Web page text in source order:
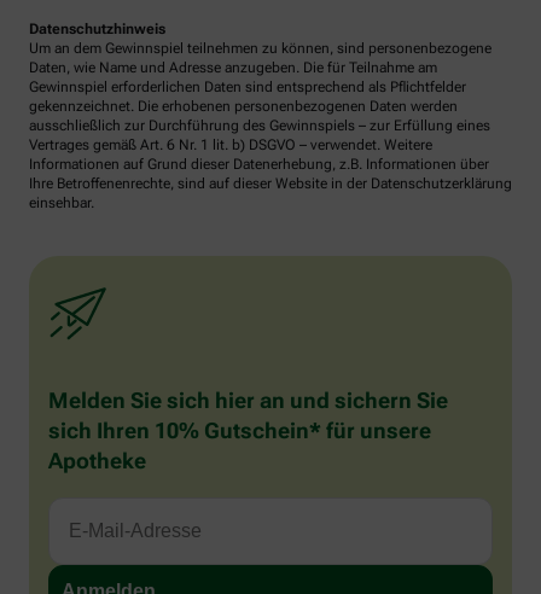
Datenschutzhinweis
Um an dem Gewinnspiel teilnehmen zu können, sind personenbezogene
Daten, wie Name und Adresse anzugeben. Die für Teilnahme am
Gewinnspiel erforderlichen Daten sind entsprechend als Pflichtfelder
gekennzeichnet. Die erhobenen personenbezogenen Daten werden
ausschließlich zur Durchführung des Gewinnspiels – zur Erfüllung eines
Vertrages gemäß Art. 6 Nr. 1 lit. b) DSGVO – verwendet. Weitere
Informationen auf Grund dieser Datenerhebung, z.B. Informationen über
Ihre Betroffenenrechte, sind auf dieser Website in der Datenschutzerklärung
einsehbar.
Melden Sie sich hier an und sichern Sie
sich Ihren 10% Gutschein* für unsere
Apotheke